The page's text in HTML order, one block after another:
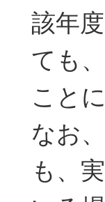
該年
ても
こと
なお
も、